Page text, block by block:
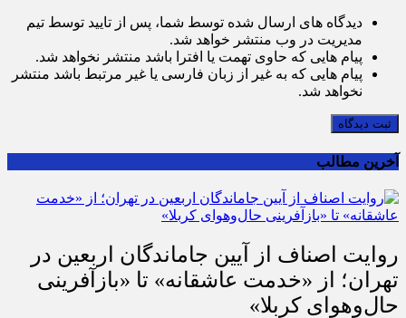
دیدگاه های ارسال شده توسط شما، پس از تایید توسط تیم
مدیریت در وب منتشر خواهد شد.
پیام هایی که حاوی تهمت یا افترا باشد منتشر نخواهد شد.
پیام هایی که به غیر از زبان فارسی یا غیر مرتبط باشد منتشر
نخواهد شد.
ثبت دیدگاه
آخرین مطالب
روایت اصناف از آیین جاماندگان اربعین در
تهران؛ از «خدمت عاشقانه» تا «بازآفرینی
حال‌وهوای کربلا»